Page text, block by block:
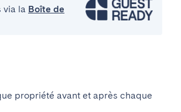
via la Boîte de
propriété avant et après chaque